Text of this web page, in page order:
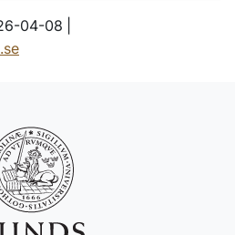
04-08 |